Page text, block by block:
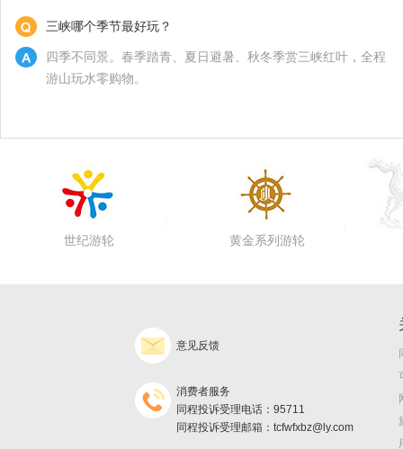
三峡哪个季节最好玩？
四季不同景。春季踏青、夏日避暑、秋冬季赏三峡红叶，全程
游山玩水零购物。
世纪游轮 黄金系列游轮
意见反馈
消费者服务
同程投诉受理电话：95711
同程投诉受理邮箱：tcfwfxbz@ly.com